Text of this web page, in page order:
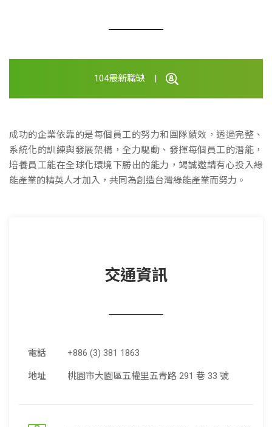
104最新職缺 |
成功的企業依靠的是每個員工的努力和團隊績效，透過完整、
系統化的訓練與發展架構，全力驅動、發揮每個員工的潛能，
培養員工能在全球化環境下勝出的能力，竭誠邀請有心投入綠
能產業的精英人才加入，共同為創造台灣綠能產業而努力。
交通資訊
電話 +886 (3) 381 1863
地址 桃園市大園區五權里五青路 291 巷 33 號